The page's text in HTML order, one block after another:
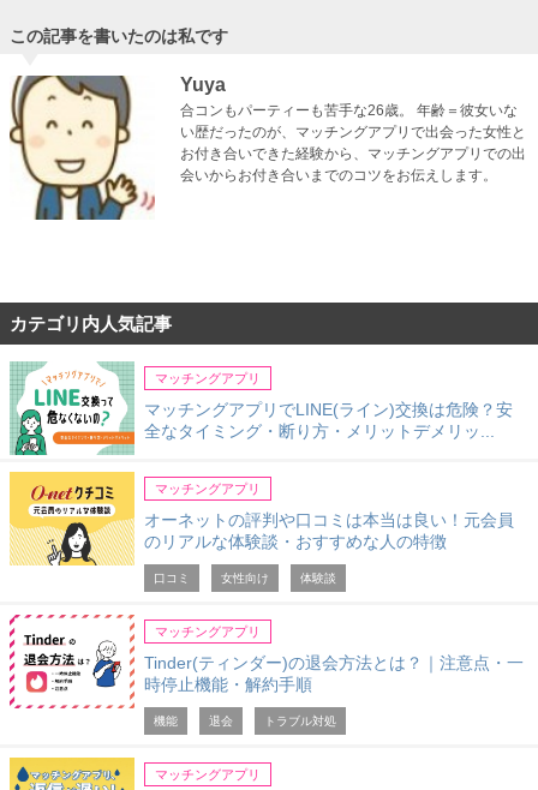
この記事を書いたのは私です
Yuya
合コンもパーティーも苦手な26歳。 年齢＝彼女いな
い歴だったのが、マッチングアプリで出会った女性と
お付き合いできた経験から、マッチングアプリでの出
会いからお付き合いまでのコツをお伝えします。
カテゴリ内人気記事
マッチングアプリ
マッチングアプリでLINE(ライン)交換は危険？安
全なタイミング・断り方・メリットデメリッ...
マッチングアプリ
オーネットの評判や口コミは本当は良い！元会員
のリアルな体験談・おすすめな人の特徴
口コミ 女性向け 体験談
マッチングアプリ
Tinder(ティンダー)の退会方法とは？｜注意点・一
時停止機能・解約手順
機能 退会 トラブル対処
マッチングアプリ